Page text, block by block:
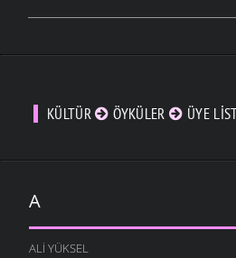
KÜLTÜR ÖYKÜLER ÜYE
A
ALI YÜKSEL